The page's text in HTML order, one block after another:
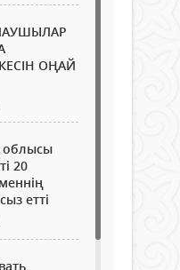
ОҢАЙ
облысы
20
етті